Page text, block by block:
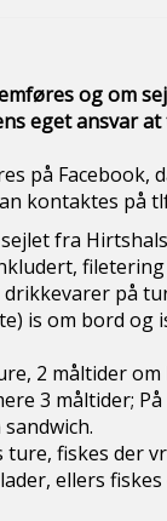
og om
eget ansvar at
på Facebook,
kontaktes på
fra
på
is om bord og
2 måltider om
3 måltider;
ture, fiskes der
ellers